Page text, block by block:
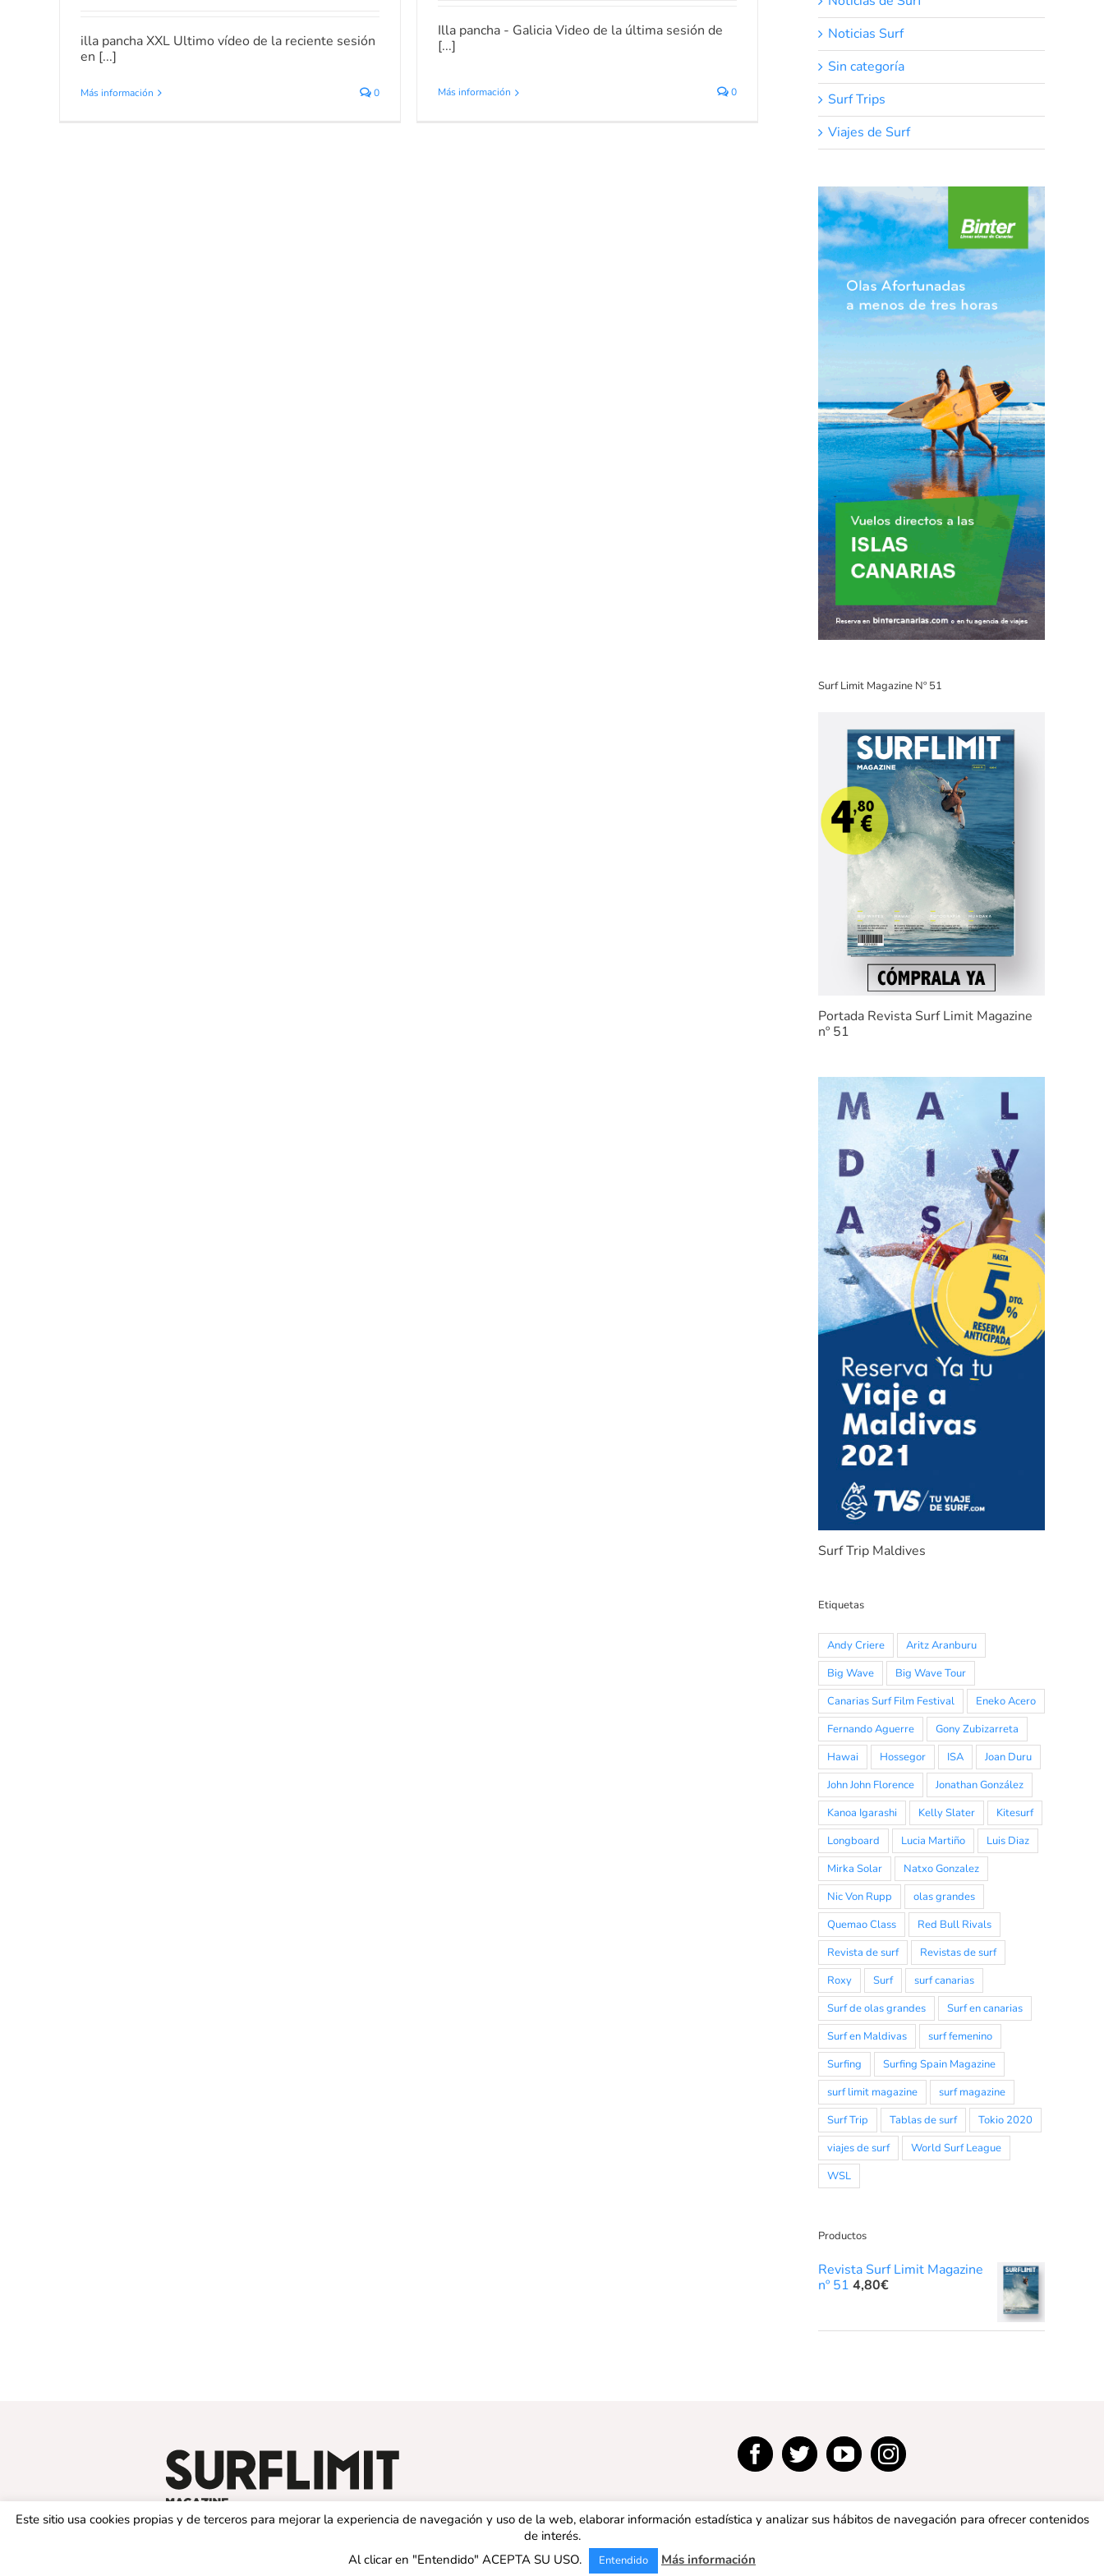
illa pancha XXL Ultimo vídeo de la reciente sesión
en [...]
Más información 0
Illa pancha - Galicia Video de la última sesión de
[...]
Más información 0
Noticias Surf
Sin categoría
Surf Trips
Viajes de Surf
Surf Limit Magazine Nº 51
Portada Revista Surf Limit Magazine
nº 51
Surf Trip Maldives
Etiquetas
Andy Criere
Aritz Aranburu
Big Wave
Big Wave Tour
Canarias Surf Film Festival
Eneko Acero
Fernando Aguerre
Gony Zubizarreta
Hawai
Hossegor ISA
Joan Duru
John John Florence
Jonathan González
Kanoa Igarashi
Kelly Slater
Kitesurf
Longboard
Lucia Martiño
Luis Diaz
Mirka Solar
Natxo Gonzalez
Nic Von Rupp
olas grandes
Quemao Class
Red Bull Rivals
Revista de surf
Revistas de surf
Roxy
Surf
surf canarias
Surf de olas grandes
Surf en canarias
Surf en Maldivas
surf femenino
Surfing
Surfing Spain Magazine
surf limit magazine
surf magazine
Surf Trip
Tablas de surf
Tokio 2020
viajes de surf
World Surf League
WSL
Productos
Revista Surf Limit Magazine
nº 51 4,80€
Este sitio usa cookies propias y de terceros para mejorar la experiencia de navegación y uso de la web, elaborar información estadística y analizar sus hábitos de navegación para ofrecer contenidos
de interés.
Al clicar en "Entendido" ACEPTA SU USO.
Entendido Más información